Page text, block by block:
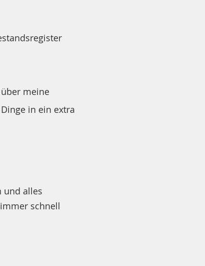
meine
in ein extra
und alles
schnell